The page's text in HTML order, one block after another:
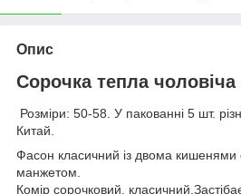
Опис
Сорочка тепла чоловіча
Розміри: 50-58. У пакованні 5 шт.
Китай.
Фасон класичний із двома кишенями
манжетом.
Комір сорочковий,